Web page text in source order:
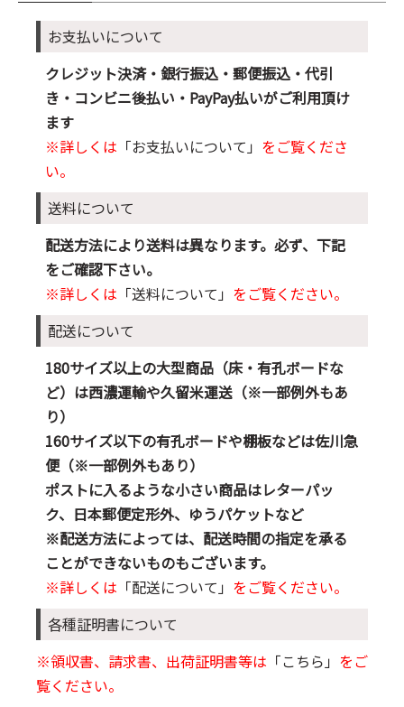
お支払いについて
クレジット決済・銀行振込・郵便振込・代引
き・コンビニ後払い・PayPay払いがご利用頂け
ます
※詳しくは 「お支払いについて」 をご覧くださ
い。
送料について
配送方法により送料は異なります。必ず、下記
をご確認下さい。
※詳しくは 「送料について」 をご覧ください。
配送について
180サイズ以上の大型商品（床・有孔ボードな
ど）は西濃運輸や久留米運送（※一部例外もあ
り）
160サイズ以下の有孔ボードや棚板などは佐川急
便（※一部例外もあり）
ポストに入るような小さい商品はレターパッ
ク、日本郵便定形外、ゆうパケットなど
※配送方法によっては、配送時間の指定を承る
ことができないものもございます。
※詳しくは 「配送について」 をご覧ください。
各種証明書について
※領収書、請求書、出荷証明書等は 「こちら」 をご
覧ください。